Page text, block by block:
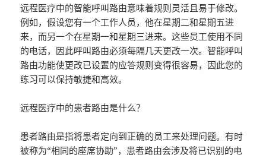
远程医疗中的智能呼叫路由意味着规则灵活且易于修改。
例如，假设您有一个工作人员，他在星期二和星期五进
来，而另一个在星期一和星期三进来。这些员工使用不同
的电话，因此呼叫路由必须每隔几天更改一次。智能呼叫
路由功能使更改已设置的应答规则变得很容易，因此您的
练习可以保持敏捷和高效。
远程医疗中的患者路由是什么？
患者路由是指将患者定向到正确的员工来处理问题。有时
被称为“相同的座席协助”，患者路由会涉及将已识别的电